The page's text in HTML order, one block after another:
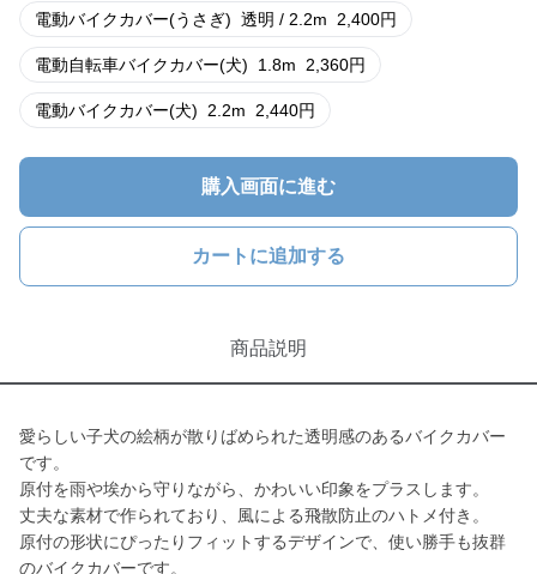
電動バイクカバー(うさぎ) 透明 / 2.2m 2,400円
電動自転車バイクカバー(犬) 1.8m 2,360円
電動バイクカバー(犬) 2.2m 2,440円
購入画面に進む
カートに追加する
商品説明
愛らしい子犬の絵柄が散りばめられた透明感のあるバイクカバー
です。
原付を雨や埃から守りながら、かわいい印象をプラスします。
丈夫な素材で作られており、風による飛散防止のハトメ付き。
原付の形状にぴったりフィットするデザインで、使い勝手も抜群
のバイクカバーです。